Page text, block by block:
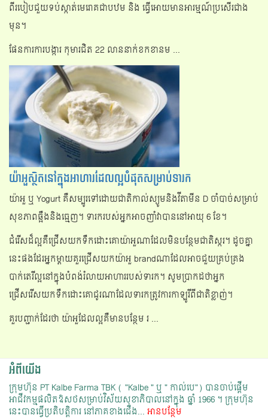
ពីរបៀបជួយទប់ស្កាត់មេរោគជាបឋម និង ធ្វើអោយមានអារម្មណ៍ប្រសើរជាង
មុន។
ផែនការការបង្ការ កុមារជិត 22 លាននាក់ខកខានម ...
យ៉ាអួស្ថិតនៅក្នុងអាហារដែលល្អបំផុតសម្រាប់ទារក
យ៉ាអួ ឬ Yogurt គឺសម្បូរទៅដោយជាតិកាល់ស្យូមនិងវីតាមីន D ចាំបាច់សម្រាប់
សុខភាពឆ្អឹងនិងធ្មេញ។ ទារករបស់អ្នកអាចញាំវាបាននៅអាយុ 6 ខែ។
ជំរើសដ៏ល្អគឺជ្រើសយកទឹកដោះគោយ៉ាអួណាដែលមិនបន្ថែមជាតិស្ករ។ ដូចគ្នា
នេះផងដែរអ្នកម្ដាយគួរជ្រើសយកយ៉ាអួ brandណាដែលអាចជួយគ្រប់គ្រង
បាក់តេរីល្អនៅក្នុងបំពង់រំលាយអាហាររបស់ទារក។ សូមប្រាកដថាអ្នក
ជ្រើសរើសយកទឹកដោះគោជូរណាដែលទារកត្រូវការកាឡូរីពីជាតិខ្លាញ់។
គួរបញ្ជាក់ដែរថា យ៉ាអួដែលល្អគឺមានបន្ថែម រ ...
អំពីយើង
ក្រុមហ៊ុន PT Kalbe Farma TBK ( "Kalbe " ឬ " កាល់បេ") បានចាប់ផ្ដើម
អាជីវកម្មផលិតឱសថសម្រាប់វិស័យសុខាភិបាលនៅក្នុង ឆ្នាំ 1966 ។​ ក្រុមហ៊ុន
នេះបានធ្វើប្រតិបត្តិការ នៅភាគខាងជើង... អានបន្ថែម